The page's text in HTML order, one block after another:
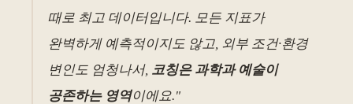
때로 최고 데이터입니다. 모든 지표가
완벽하게 예측적이지도 않고, 외부 조건·환경
변인도 엄청나서, 코칭은 과학과 예술이
공존하는 영역이에요."